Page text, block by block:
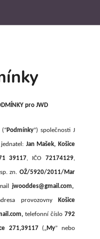
pro JWD
(“Podmínky”) společnosti J
Jan Mašek, Košice
39117, IČO72174129,
zn. OŽ/5920/2011/Mar
jwooddes@gmail.com,
provozovny Košice
telefonní číslo792
271,39117(„My” nebo